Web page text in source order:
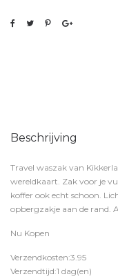
Beschrijving
Travel waszak van
wereldkaart. Zak voor je
koffer ook echt schoon.
opbergzakje aan de rand.
Nu Kopen
Verzendkosten:3.95
Verzendtijd:1 dag(en)